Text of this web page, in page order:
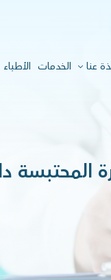
عنا الخدمات الأطباء
المحتبسة